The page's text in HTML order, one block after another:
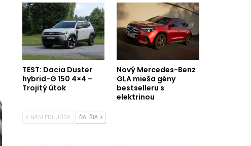
TEST: Dacia Duster
hybrid-G 150 4×4 –
Trojitý útok
Nový Mercedes-Benz
GLA mieša gény
bestselleru s
elektrinou
NÁSLEDUJÚCA ĎALŠIA